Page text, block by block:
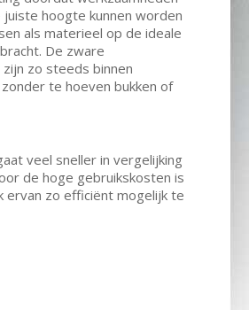
hoogte kunnen worden
als materieel op de ideale
De zware
zo steeds binnen
te hoeven bukken of
veel sneller in vergelijking
de hoge gebruikskosten is
ervan zo efficiënt mogelijk te